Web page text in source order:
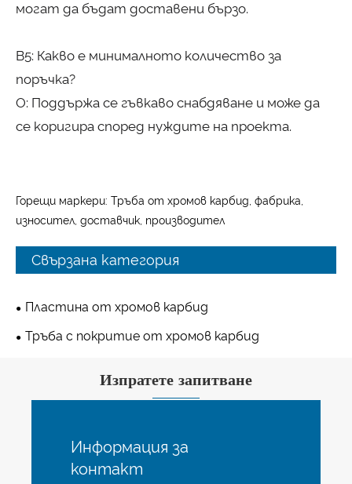
могат да бъдат доставени бързо.
В5: Какво е минималното количество за
поръчка?
О: Поддържа се гъвкаво снабдяване и може да
се коригира според нуждите на проекта.
Горещи маркери: Тръба от хромов карбид, фабрика,
износител, доставчик, производител
Свързана категория
Пластина от хромов карбид
Тръба с покритие от хромов карбид
Изпратете запитване
Информация за
контакт